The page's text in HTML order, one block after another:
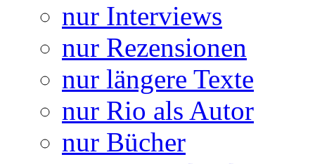
nur Interviews
nur Rezensionen
nur längere Texte
nur Rio als Autor
nur Bücher